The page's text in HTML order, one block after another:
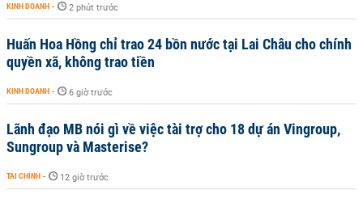
KINH DOANH - 2 phút trước
Huấn Hoa Hồng chỉ trao 24 bồn nước tại Lai Châu cho chính
quyền xã, không trao tiền
KINH DOANH - 6 giờ trước
Lãnh đạo MB nói gì về việc tài trợ cho 18 dự án Vingroup,
Sungroup và Masterise?
TÀI CHÍNH - 12 giờ trước